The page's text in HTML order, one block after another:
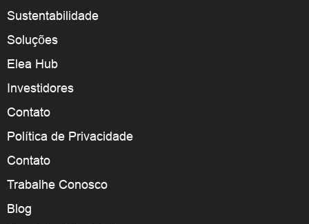
Sustentabilidade
Soluções
Elea Hub
Investidores
Contato
Política de Privacidade
Contato
Trabalhe Conosco
Blog